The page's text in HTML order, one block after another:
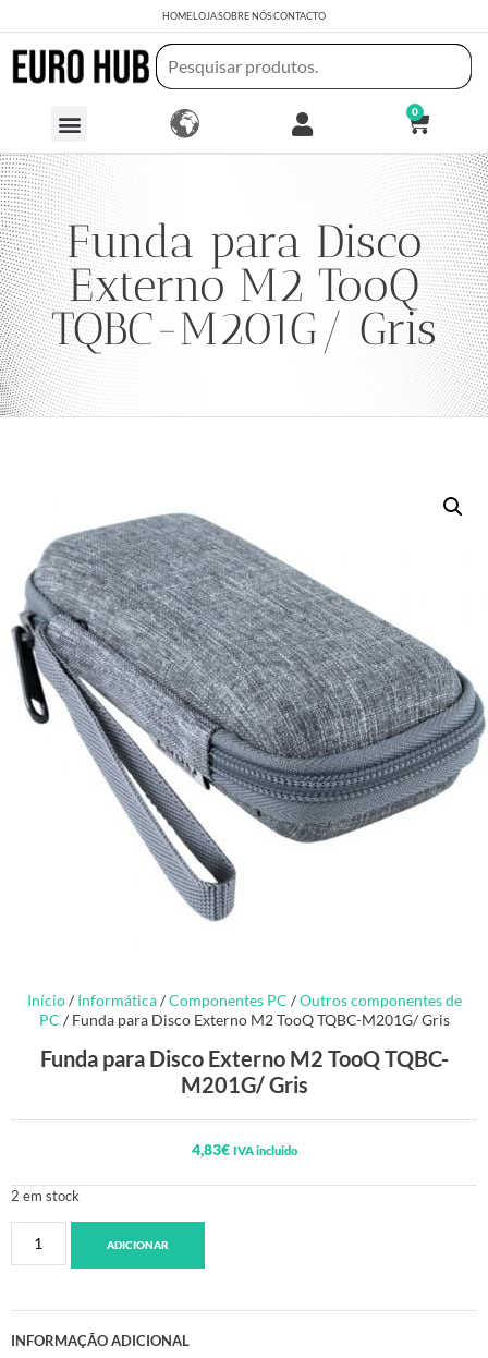
HOMELOJASOBRE NÓSCONTACTO
0
Funda para Disco
Externo M2 TooQ
TQBC-M201G/ Gris
Início/ Informática/Componentes PC /Outros componentes de
PC / Funda para Disco Externo M2 TooQ TQBC-M201G/ Gris
Funda para Disco Externo M2 TooQ TQBC-
M201G/ Gris
4,83€ IVA incluido
2 em stock
ADICIONAR
INFORMAÇÃO ADICIONAL